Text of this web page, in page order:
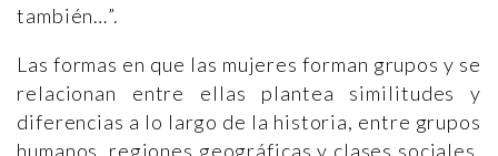
también…”.
Las formas en que las mujeres forman grupos y se
relacionan entre ellas plantea similitudes y
diferencias a lo largo de la historia, entre grupos
humanos, regiones geográficas y clases sociales.